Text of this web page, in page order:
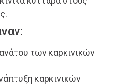
των καρκινικών
καρκινικών